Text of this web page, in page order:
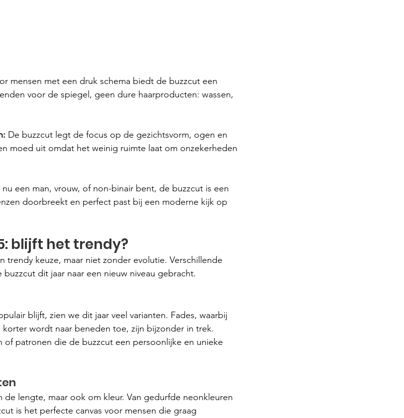
mensen met een druk schema biedt de buzzcut een
voor de spiegel, geen dure haarproducten: wassen,
De buzzcut legt de focus op de gezichtsvorm, ogen en
moed uit omdat het weinig ruimte laat om onzekerheden
nu een man, vrouw, of non-binair bent, de buzzcut is een
doorbreekt en perfect past bij een moderne kijk op
blijft het trendy?
trendy keuze, maar niet zonder evolutie. Verschillende
dit jaar naar een nieuw niveau gebracht.
blijft, zien we dit jaar veel varianten. Fades, waarbij
wordt naar beneden toe, zijn bijzonder in trek.
of patronen die de buzzcut een persoonlijke en unieke
de lengte, maar ook om kleur. Van gedurfde neonkleuren
is het perfecte canvas voor mensen die graag